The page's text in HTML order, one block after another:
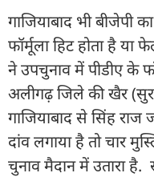
गाजियाबाद भी बीजेपी
फॉर्मूला हिट होता है
ने उपचुनाव में पीडीए के
अलीगढ़ जिले की खैर
गाजियाबाद से सिंह
दांव लगाया है तो चार
चुनाव मैदान में उतारा है.